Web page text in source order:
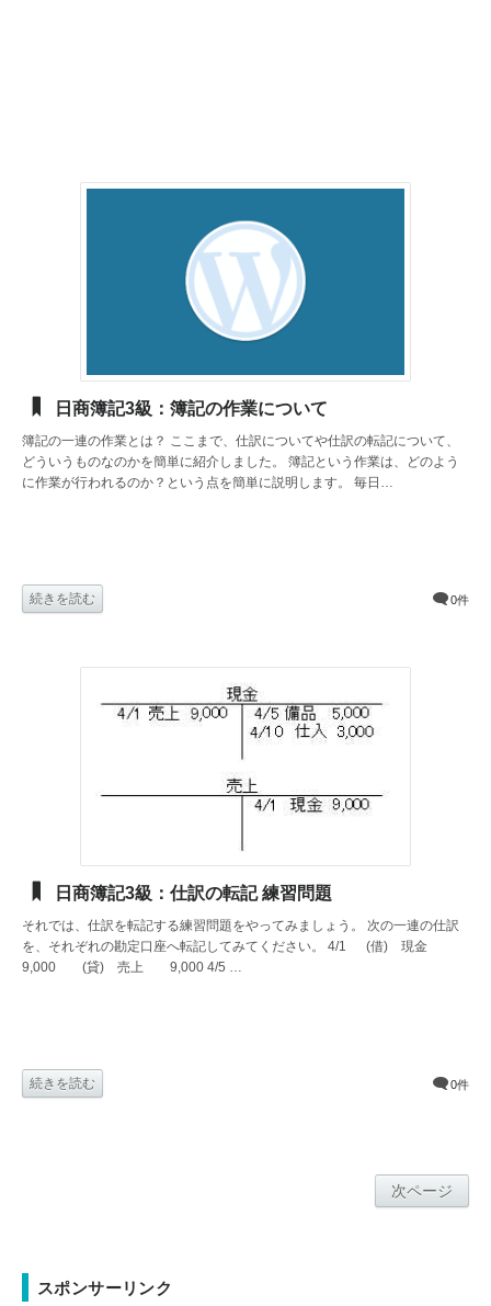
日商簿記3級：簿記の作業について
簿記の一連の作業とは？ ここまで、仕訳についてや仕訳の転記について、
どういうものなのかを簡単に紹介しました。 簿記という作業は、どのよう
に作業が行われるのか？という点を簡単に説明します。 毎日…
続きを読む 0件
日商簿記3級：仕訳の転記 練習問題
それでは、仕訳を転記する練習問題をやってみましょう。 次の一連の仕訳
を、それぞれの勘定口座へ転記してみてください。 4/1 (借) 現金
9,000 (貸) 売上 9,000 4/5 …
続きを読む 0件
次ページ
スポンサーリンク